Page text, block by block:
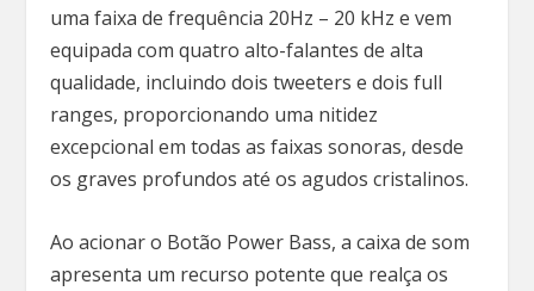
uma faixa de frequência 20Hz – 20 kHz e vem
equipada com quatro alto-falantes de alta
qualidade, incluindo dois tweeters e dois full
ranges, proporcionando uma nitidez
excepcional em todas as faixas sonoras, desde
os graves profundos até os agudos cristalinos.
Ao acionar o Botão Power Bass, a caixa de som
apresenta um recurso potente que realça os